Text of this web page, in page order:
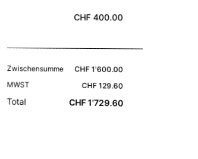
CHF 400.00
Zwischensumme CHF 1'600.00
MWST CHF 129.60
Total CHF 1'729.60